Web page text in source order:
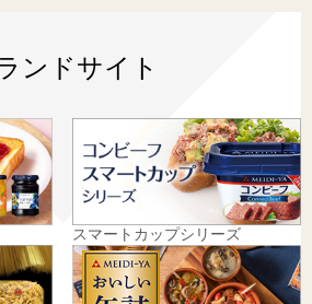
ンドサイト
スマートカップシリーズ